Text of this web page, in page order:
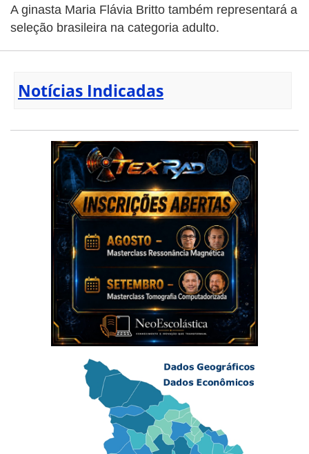
A ginasta Maria Flávia Britto também representará a
seleção brasileira na categoria adulto.
Notícias Indicadas